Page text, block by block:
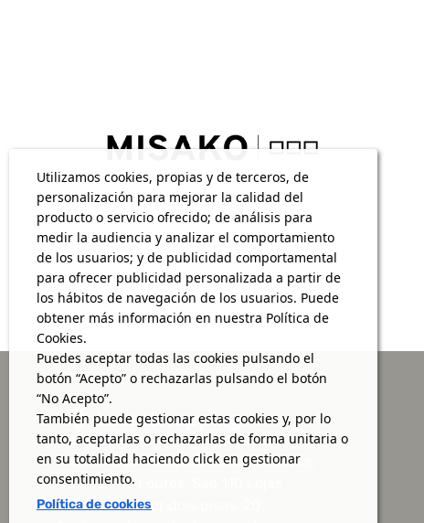
Aqui, vais encontrar as grandes
marcas e as refeições mais deliciosas,
sem sair de Loures. São 110 Lojas
distribuídas por dois pisos, 20
Utilizamos cookies, propias y de terceros, de
personalización para mejorar la calidad del
producto o servicio ofrecido; de análisis para
medir la audiencia y analizar el comportamiento
de los usuarios; y de publicidad comportamental
para ofrecer publicidad personalizada a partir de
los hábitos de navegación de los usuarios. Puede
obtener más información en nuestra Política de
Cookies.
Puedes aceptar todas las cookies pulsando el
botón “Acepto” o rechazarlas pulsando el botón
“No Acepto”.
También puede gestionar estas cookies y, por lo
tanto, aceptarlas o rechazarlas de forma unitaria o
en su totalidad haciendo click en gestionar
consentimiento.
Política de cookies